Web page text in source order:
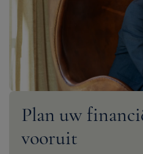
Plan uw
vooruit